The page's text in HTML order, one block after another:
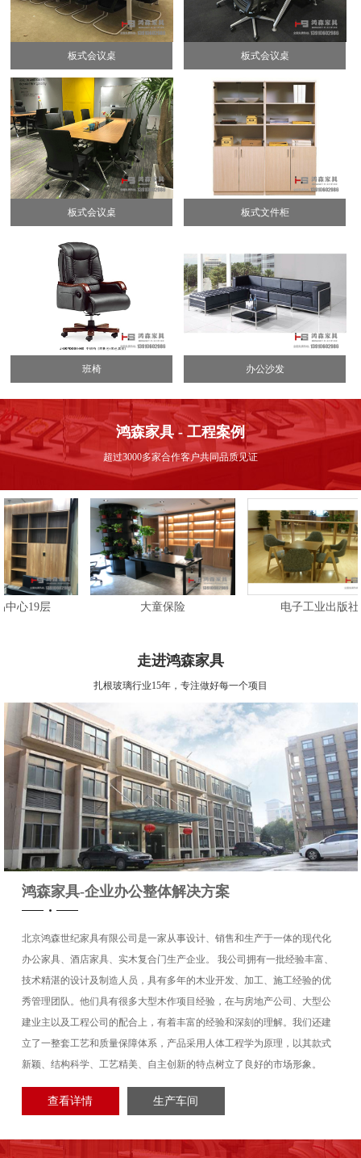
板式会议桌 板式会议桌
板式会议桌 板式文件柜
班椅 办公沙发
鸿森家具 - 工程案例
超过3000多家合作客户共同品质见证
层 大童保险 电子工业出版社
大童保险
瑞典皇家品牌海丝腾床
走进鸿森家具
扎根玻璃行业15年，专注做好每一个项目
鸿森家具-企业办公整体解决方案
北京鸿森世纪家具有限公司是一家从事设计、销售和生产于一体的现代化
办公家具、酒店家具、实木复合门生产企业。 我公司拥有一批经验丰富、
技术精湛的设计及制造人员，具有多年的木业开发、加工、施工经验的优
秀管理团队。他们具有很多大型木作项目经验，在与房地产公司、大型公
建业主以及工程公司的配合上，有着丰富的经验和深刻的理解。我们还建
立了一整套工艺和质量保障体系，产品采用人体工程学为原理，以其款式
新颖、结构科学、工艺精美、自主创新的特点树立了良好的市场形象。
查看详情 生产车间